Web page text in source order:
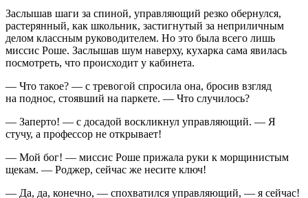
Заслышав шаги за спиной, управляющий резко обернулся,
растерянный, как школьник, застигнутый за неприличным
делом классным руководителем. Но это была всего лишь
миссис Роше. Заслышав шум наверху, кухарка сама явилась
посмотреть, что происходит у кабинета.
— Что такое? — с тревогой спросила она, бросив взгляд
на поднос, стоявший на паркете. — Что случилось?
— Заперто! — с досадой воскликнул управляющий. — Я
стучу, а профессор не открывает!
— Мой бог! — миссис Роше прижала руки к морщинистым
щекам. — Роджер, сейчас же несите ключ!
— Да, да, конечно, — спохватился управляющий, — я сейчас!